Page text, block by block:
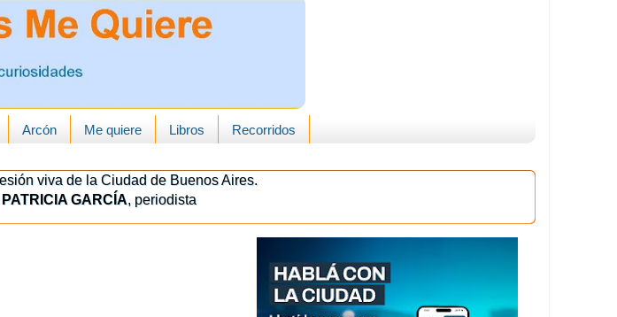
Arcón Me quiere Libros Recorridos
viva de la Ciudad de Buenos Aires.
PATRICIA GARCÍA, periodista